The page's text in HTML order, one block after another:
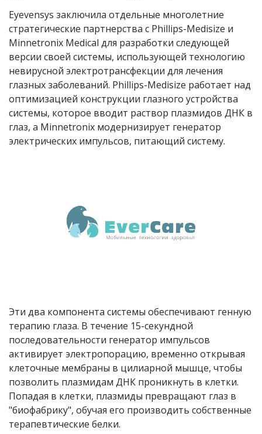
Eyevensys заключила отдельные многолетние
стратегические партнерства с Phillips-Medisize и
Minnetronix Medical для разработки следующей
версии своей системы, использующей технологию
невирусной электротрансфекции для лечения
глазных заболеваний. Phillips-Medisize работает над
оптимизацией конструкции глазного устройства
системы, которое вводит раствор плазмидов ДНК в
глаз, а Minnetronix модернизирует генератор
электрических импульсов, питающий систему.
Эти два компонента системы обеспечивают генную
терапию глаза. В течение 15-секундной
последовательности генератор импульсов
активирует электропорацию, временно открывая
клеточные мембраны в цилиарной мышце, чтобы
позволить плазмидам ДНК проникнуть в клетки.
Попадая в клетки, плазмиды превращают глаз в
"биофабрику", обучая его производить собственные
терапевтические белки.